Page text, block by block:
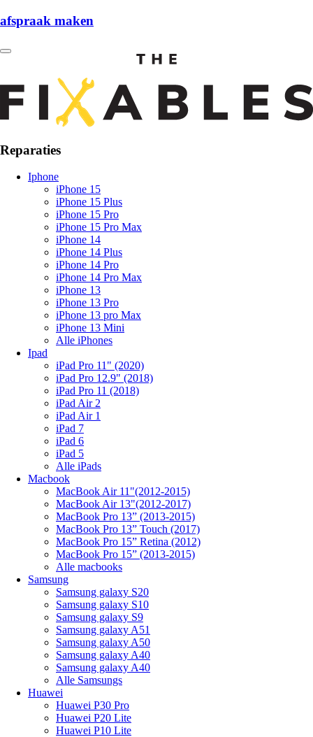
afspraak maken
Reparaties
Iphone
iPhone 15
iPhone 15 Plus
iPhone 15 Pro
iPhone 15 Pro Max
iPhone 14
iPhone 14 Plus
iPhone 14 Pro
iPhone 14 Pro Max
iPhone 13
iPhone 13 Pro
iPhone 13 pro Max
iPhone 13 Mini
Alle iPhones
Ipad
iPad Pro 11" (2020)
iPad Pro 12.9" (2018)
iPad Pro 11 (2018)
iPad Air 2
iPad Air 1
iPad 7
iPad 6
iPad 5
Alle iPads
Macbook
MacBook Air 11"(2012-2015)
MacBook Air 13"(2012-2017)
MacBook Pro 13” (2013-2015)
MacBook Pro 13” Touch (2017)
MacBook Pro 15” Retina (2012)
MacBook Pro 15” (2013-2015)
Alle macbooks
Samsung
Samsung galaxy S20
Samsung galaxy S10
Samsung galaxy S9
Samsung galaxy A51
Samsung galaxy A50
Samsung galaxy A40
Samsung galaxy A40
Alle Samsungs
Huawei
Huawei P30 Pro
Huawei P20 Lite
Huawei P10 Lite